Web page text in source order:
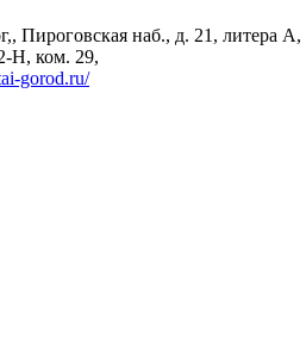
, Пироговская наб., д. 21, литера А,
Н, ком. 29,
gorod.ru/